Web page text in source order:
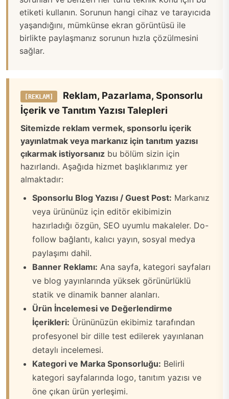
etiketi kullanın. Sorunun hangi cihaz ve tarayıcıda
yaşandığını, mümkünse ekran görüntüsü ile
birlikte paylaşmanız sorunun hızla çözülmesini
sağlar.
[REKLAM]
Reklam, Pazarlama, Sponsorlu
İçerik ve Tanıtım Yazısı Talepleri
Sitemizde reklam vermek, sponsorlu içerik
yayınlatmak veya markanız için tanıtım yazısı
çıkarmak istiyorsanız bu bölüm sizin için
hazırlandı. Aşağıda hizmet başlıklarımız yer
almaktadır:
Sponsorlu Blog Yazısı / Guest Post: Markanız
veya ürününüz için editör ekibimizin
hazırladığı özgün, SEO uyumlu makaleler. Do-
follow bağlantı, kalıcı yayın, sosyal medya
paylaşımı dahil.
Banner Reklamı: Ana sayfa, kategori sayfaları
ve blog yayınlarında yüksek görünürlüklü
statik ve dinamik banner alanları.
Ürün İncelemesi ve Değerlendirme
İçerikleri: Ürününüzün ekibimiz tarafından
profesyonel bir dille test edilerek yayınlanan
detaylı incelemesi.
Kategori ve Marka Sponsorluğu: Belirli
kategori sayfalarında logo, tanıtım yazısı ve
öne çıkan ürün yerleşimi.